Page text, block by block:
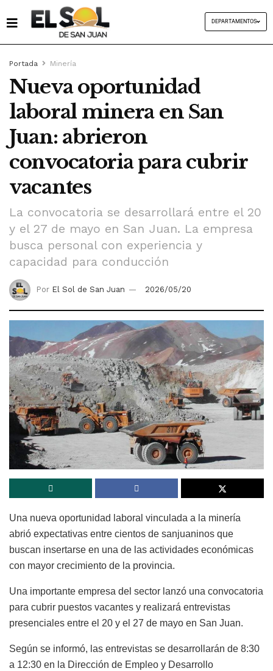
DEPARTAMENTOS
Portada Minería
Nueva oportunidad
laboral minera en San
Juan: abrieron
convocatoria para cubrir
vacantes
La convocatoria se desarrollará entre el 20
y el 27 de mayo en San Juan. La empresa
busca personal con experiencia y
capacidad para conducción
Por El Sol de San Juan 2026/05/20
Una nueva oportunidad laboral vinculada a la minería
abrió expectativas entre cientos de sanjuaninos que
buscan insertarse en una de las actividades económicas
con mayor crecimiento de la provincia.
Una importante empresa del sector lanzó una convocatoria
para cubrir puestos vacantes y realizará entrevistas
presenciales entre el 20 y el 27 de mayo en San Juan.
Según se informó, las entrevistas se desarrollarán de 8:30
a 12:30 en la Dirección de Empleo y Desarrollo